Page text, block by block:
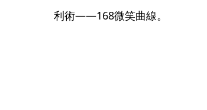
利術——168微笑曲線。